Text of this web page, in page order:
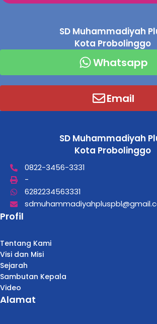
SD Muhammadiyah
Kota Probolinggo
Whatsapp
Email
SD Muhammadiyah
Kota Probolinggo
0822-3456-3331
-
6282234563331
Profil
Tentang Kami
Visi dan Misi
Sejarah
Sambutan Kepala
Video
Alamat